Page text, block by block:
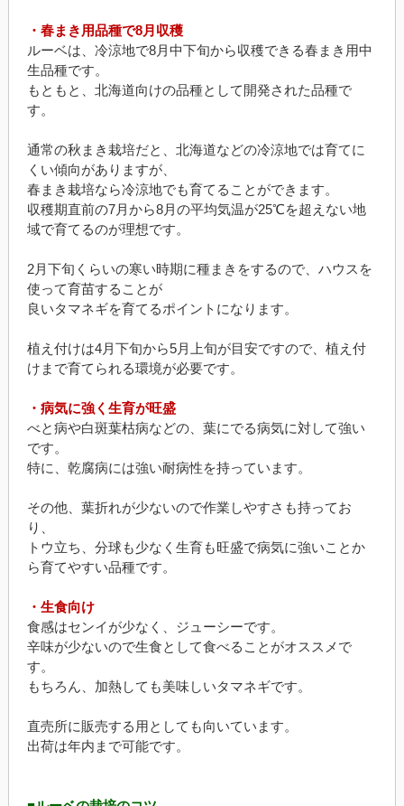
・春まき用品種で8月収穫
ルーベは、冷涼地で8月中下旬から収穫できる春まき用中
生品種です。
もともと、北海道向けの品種として開発された品種で
す。
通常の秋まき栽培だと、北海道などの冷涼地では育てに
くい傾向がありますが、
春まき栽培なら冷涼地でも育てることができます。
収穫期直前の7月から8月の平均気温が25℃を超えない地
域で育てるのが理想です。
2月下旬くらいの寒い時期に種まきをするので、ハウスを
使って育苗することが
良いタマネギを育てるポイントになります。
植え付けは4月下旬から5月上旬が目安ですので、植え付
けまで育てられる環境が必要です。
・病気に強く生育が旺盛
べと病や白斑葉枯病などの、葉にでる病気に対して強い
です。
特に、乾腐病には強い耐病性を持っています。
その他、葉折れが少ないので作業しやすさも持ってお
り、
トウ立ち、分球も少なく生育も旺盛で病気に強いことか
ら育てやすい品種です。
・生食向け
食感はセンイが少なく、ジューシーです。
辛味が少ないので生食として食べることがオススメで
す。
もちろん、加熱しても美味しいタマネギです。
直売所に販売する用としても向いています。
出荷は年内まで可能です。